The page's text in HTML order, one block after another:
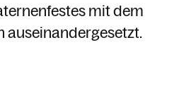
mit dem
auseinandergesetzt.